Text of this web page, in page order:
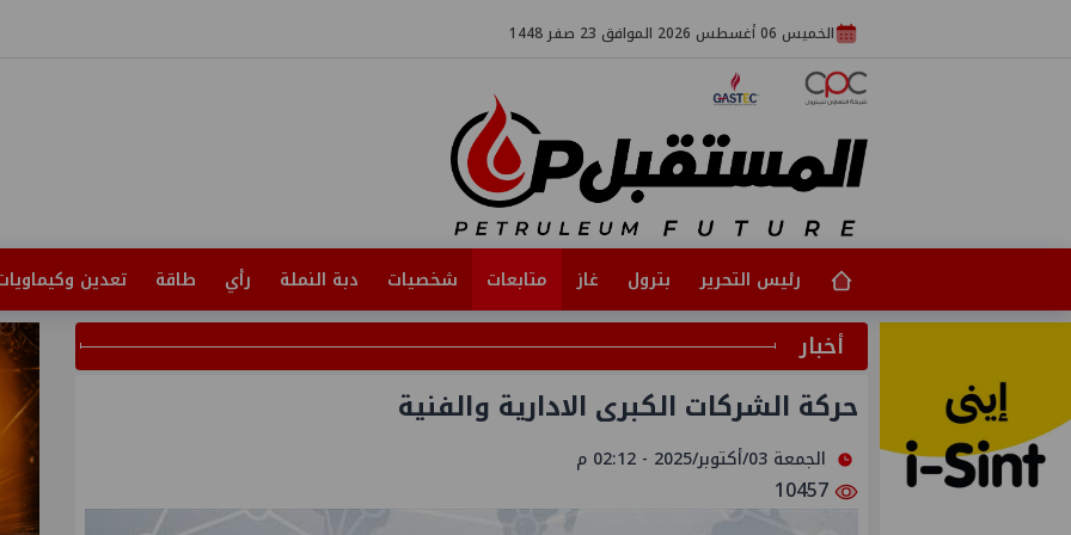
الخميس 06 أغسطس 2026 الموافق 23 صفر 1448
رئيس التحرير بترول غاز متابعات شخصيات دبة النملة رأي طاقة تعدين
أخبار
حركة الشركات الكبرى الادارية والفنية
الجمعة 03/أكتوبر/2025 - 02:12 م